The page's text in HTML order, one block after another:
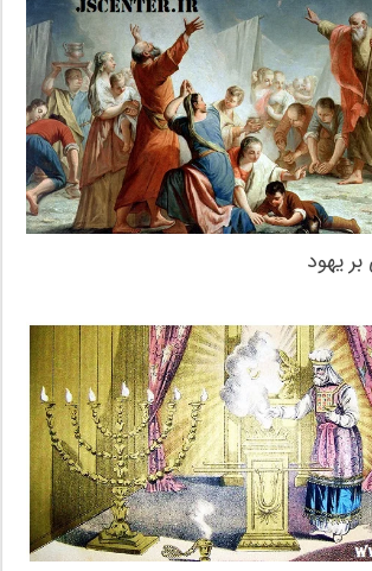
یهود